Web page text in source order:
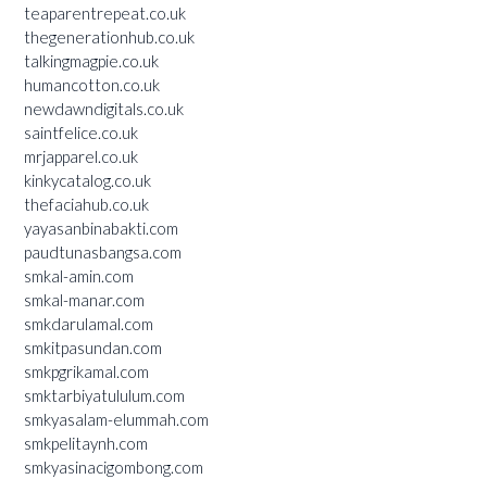
teaparentrepeat.co.uk
thegenerationhub.co.uk
talkingmagpie.co.uk
humancotton.co.uk
newdawndigitals.co.uk
saintfelice.co.uk
mrjapparel.co.uk
kinkycatalog.co.uk
thefaciahub.co.uk
yayasanbinabakti.com
paudtunasbangsa.com
smkal-amin.com
smkal-manar.com
smkdarulamal.com
smkitpasundan.com
smkpgrikamal.com
smktarbiyatululum.com
smkyasalam-elummah.com
smkpelitaynh.com
smkyasinacigombong.com